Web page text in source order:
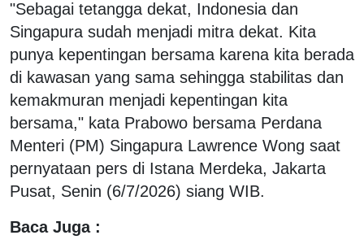
"Sebagai tetangga dekat, Indonesia dan
Singapura sudah menjadi mitra dekat. Kita
punya kepentingan bersama karena kita berada
di kawasan yang sama sehingga stabilitas dan
kemakmuran menjadi kepentingan kita
bersama," kata Prabowo bersama Perdana
Menteri (PM) Singapura Lawrence Wong saat
pernyataan pers di Istana Merdeka, Jakarta
Pusat, Senin (6/7/2026) siang WIB.
Baca Juga :